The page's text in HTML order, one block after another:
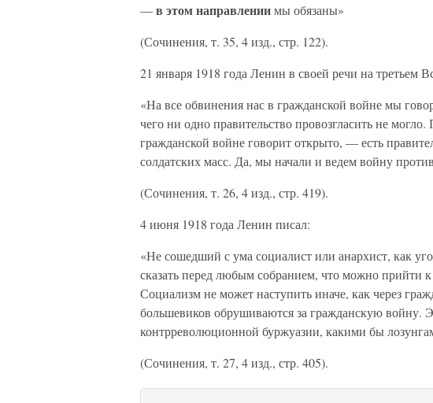
—в этом направлениимы обязаны»
(Сочинения, т. 35, 4 изд., стр. 122).
21 января 1918 года Ленин в своей речи на третьем
«На все обвинения нас в гражданской войне мы
чего ни одно правительство провозгласить не
гражданской войне говорит открыто, — есть
солдатских масс. Да, мы начали и ведем войну
(Сочинения, т. 26, 4 изд., стр. 419).
4 июня 1918 года Ленин писал:
«Не сошедший с ума социалист или анархист, как
сказать перед любым собранием, что можно прийти
Социализм не может наступить иначе, как через
большевиков обрушиваются за гражданскую войну.
контрреволюционной буржуазии, какими бы
(Сочинения, т. 27, 4 изд., стр. 405).